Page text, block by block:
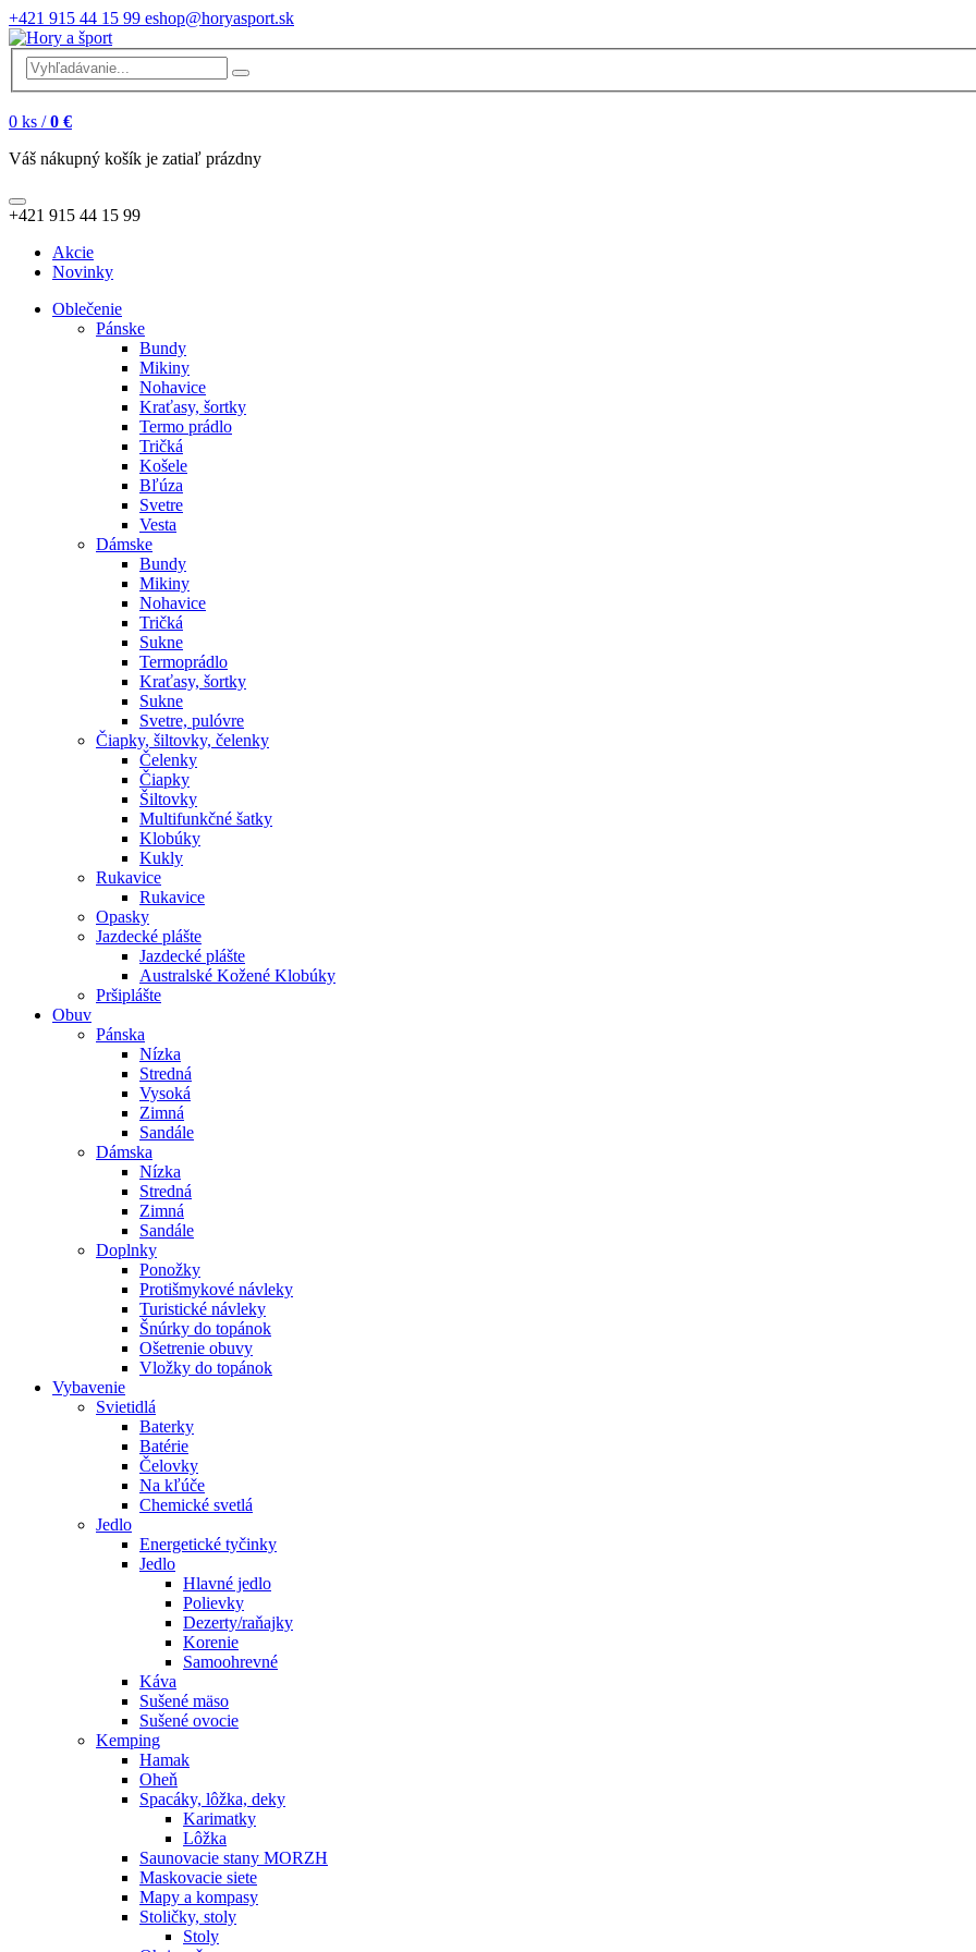
+421 915 44 15 99 eshop@horyasport.sk
0 ks / 0 €
Váš nákupný košík je zatiaľ prázdny
+421 915 44 15 99
Akcie
Novinky
Oblečenie
Pánske
Bundy
Mikiny
Nohavice
Kraťasy, šortky
Termo prádlo
Tričká
Košele
Bľúza
Svetre
Vesta
Dámske
Bundy
Mikiny
Nohavice
Tričká
Sukne
Termoprádlo
Kraťasy, šortky
Sukne
Svetre, pulóvre
Čiapky, šiltovky, čelenky
Čelenky
Čiapky
Šiltovky
Multifunkčné šatky
Klobúky
Kukly
Rukavice
Rukavice
Opasky
Jazdecké plášte
Jazdecké plášte
Australské Kožené Klobúky
Pršiplášte
Obuv
Pánska
Nízka
Stredná
Vysoká
Zimná
Sandále
Dámska
Nízka
Stredná
Zimná
Sandále
Doplnky
Ponožky
Protišmykové návleky
Turistické návleky
Šnúrky do topánok
Ošetrenie obuvy
Vložky do topánok
Vybavenie
Svietidlá
Baterky
Batérie
Čelovky
Na kľúče
Chemické svetlá
Jedlo
Energetické tyčinky
Jedlo
Hlavné jedlo
Polievky
Dezerty/raňajky
Korenie
Samoohrevné
Káva
Sušené mäso
Sušené ovocie
Kemping
Hamak
Oheň
Spacáky, lôžka, deky
Karimatky
Lôžka
Saunovacie stany MORZH
Maskovacie siete
Mapy a kompasy
Stoličky, stoly
Stoly